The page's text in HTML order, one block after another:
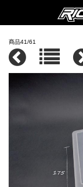
商品41/61